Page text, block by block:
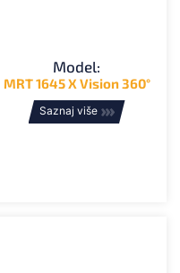
Model:
MRT 1645 X Vision 360°
Saznaj više